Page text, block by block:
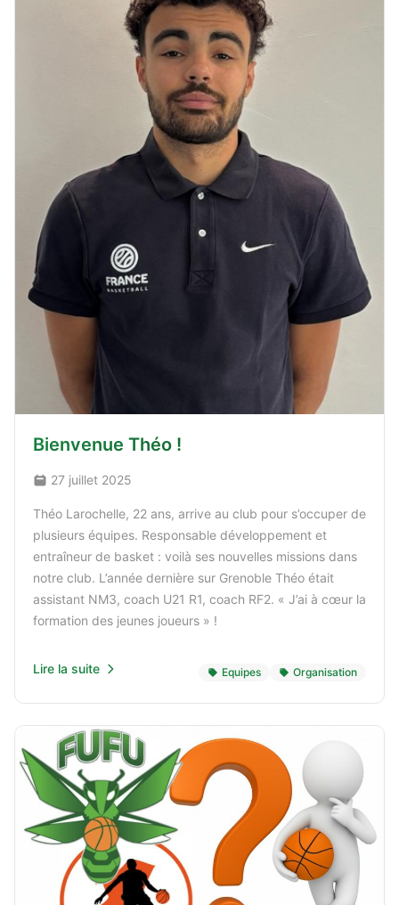
Bienvenue Théo !
27 juillet 2025
Théo Larochelle, 22 ans, arrive au club pour s’occuper de
plusieurs équipes. Responsable développement et
entraîneur de basket : voilà ses nouvelles missions dans
notre club. L’année dernière sur Grenoble Théo était
assistant NM3, coach U21 R1, coach RF2. « J’ai à cœur la
formation des jeunes joueurs » !
Lire la suite Equipes Organisation